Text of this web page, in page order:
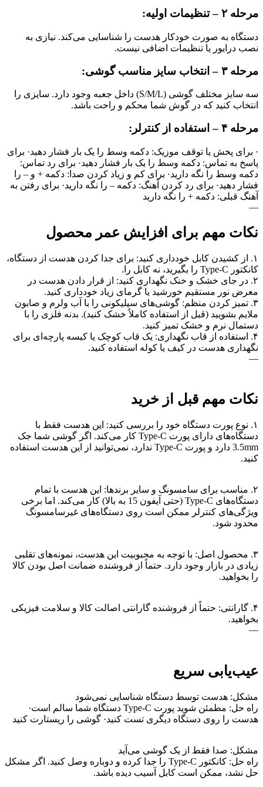
مرحله ۲ – تنظیمات اولیه:
دستگاه به صورت خودکار هدست را شناسایی می‌کند. نیازی به
نصب درایور یا تنظیمات اضافی نیست.
مرحله ۳ – انتخاب سایز مناسب گوشی:
سه سایز مختلف گوشی (S/M/L) داخل جعبه وجود دارد. سایزی را
انتخاب کنید که در گوش شما محکم و راحت باشد.
مرحله ۴ – استفاده از کنترلر:
· برای پخش یا توقف موزیک: دکمه وسط را یک بار فشار دهید· برای
پاسخ به تماس: دکمه وسط را یک بار فشار دهید· برای رد تماس:
دکمه وسط را نگه دارید· برای کم و زیاد کردن صدا: دکمه + و – را
فشار دهید· برای رد کردن آهنگ: دکمه – را نگه دارید· برای رفتن به
آهنگ قبلی: دکمه + را نگه دارید
—
نکات مهم برای افزایش عمر محصول
۱. از کشیدن کابل خودداری کنید: برای جدا کردن هدست از دستگاه،
کانکتور Type-C را بگیرید، نه کابل را.
۲. در جای خشک و خنک نگهداری کنید: از قرار دادن هدست در
معرض نور مستقیم خورشید یا گرمای زیاد خودداری کنید.
۳. تمیز کردن منظم: گوشی‌های سیلیکونی را با آب ولرم و صابون
ملایم بشویید (قبل از استفاده کاملاً خشک کنید). بدنه فلزی را با
دستمال نرم و خشک تمیز کنید.
۴. استفاده از قاب نگهداری: یک قاب کوچک یا کیسه پارچه‌ای برای
نگهداری هدست در کیف یا کوله استفاده کنید.
—
نکات مهم قبل از خرید
۱. نوع پورت دستگاه خود را بررسی کنید: این هدست فقط با
دستگاه‌های دارای پورت Type-C کار می‌کند. اگر گوشی شما جک
3.5mm دارد و پورت Type-C ندارد، نمی‌توانید از این هدست استفاده
کنید.
۲. مناسب برای سامسونگ و سایر برندها: این هدست با تمام
دستگاه‌های Type-C (حتی آیفون 15 به بالا) کار می‌کند. اما برخی
ویژگی‌های کنترلر ممکن است روی دستگاه‌های غیرسامسونگ
محدود شود.
۳. محصول اصل: با توجه به محبوبیت این هدست، نمونه‌های تقلبی
زیادی در بازار وجود دارد. حتماً از فروشنده ضمانت اصل بودن کالا
را بخواهید.
۴. گارانتی: حتماً از فروشنده گارانتی اصالت کالا و سلامت فیزیکی
بخواهید.
—
عیب‌یابی سریع
مشکل: هدست توسط دستگاه شناسایی نمی‌شود
راه حل: مطمئن شوید پورت Type-C دستگاه شما سالم است·
هدست را روی دستگاه دیگری تست کنید· گوشی را ریستارت کنید
مشکل: صدا فقط از یک گوشی می‌آید
راه حل: کانکتور Type-C را جدا کرده و دوباره وصل کنید. اگر مشکل
حل نشد، ممکن است کابل آسیب دیده باشد.